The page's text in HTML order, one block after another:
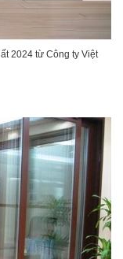
2024 từ Công ty Việt